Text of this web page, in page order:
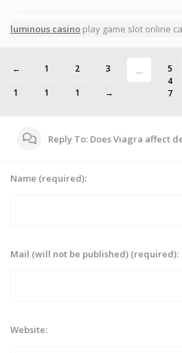
luminous casino play game slot online
← 1 2 3 …
5
4
7
1
1
1
3
→
Reply To: Does Viagra affect
Name (required):
Mail (will not be published) (required):
Website: